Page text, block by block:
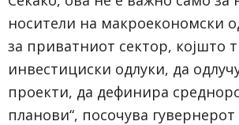
носители на макроекономски
за приватниот сектор, којшто
инвестициски одлуки, да
проекти, да дефинира
планови“, посочува гувернерот